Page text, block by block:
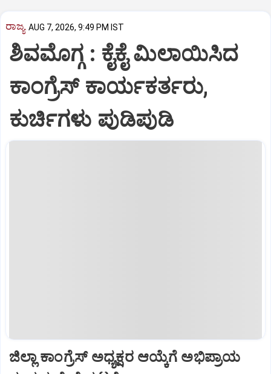
ರಾಜ್ಯ AUG 7, 2026, 9:49 PM IST
ಶಿವಮೊಗ್ಗ : ಕೈಕೈ ಮಿಲಾಯಿಸಿದ
ಕಾಂಗ್ರೆಸ್ ಕಾರ್ಯಕರ್ತರು,
ಕುರ್ಚಿಗಳು ಪುಡಿಪುಡಿ
ಜಿಲ್ಲಾ ಕಾಂಗ್ರೆಸ್ ಅಧ್ಯಕ್ಷರ ಆಯ್ಕೆಗೆ ಅಭಿಪ್ರಾಯ